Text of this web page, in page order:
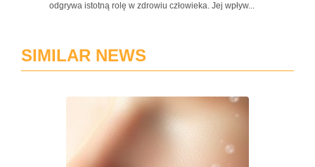
odgrywa istotną rolę w zdrowiu człowieka. Jej wpływ...
SIMILAR NEWS